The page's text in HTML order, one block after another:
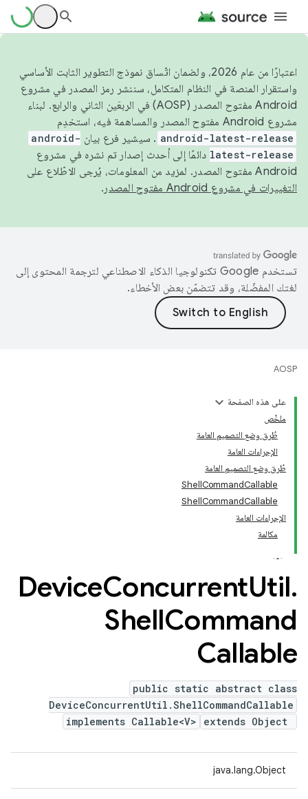
اعتبارًا من عام 2026، ولضمان اتّساق نموذج التطوير الثابت الأساسي
واستقرار المنصة في النظام المتكامل، سننشر رمز المصدر في مشروع
Android مفتوح المصدر (AOSP) في الربعَين الثاني والرابع. لبناء
مشروع Android مفتوح المصدر والمساهمة فيه، استخدِم
android-latest-release . سيشير فرع بيان android-
latest-release دائمًا إلى أحدث إصدار تم نشره في مشروع
Android مفتوح المصدر. لمزيد من المعلومات، يُرجى الاطّلاع على
التغييرات في مشروع Android مفتوح المصدر
.
تستخدم Google تكنولوجيا الذكاء الاصطناعي لترجمة المحتوى إلى
لغتك المفضّلة، وقد تتضمّن بعض الأخطاء.
AOSP
على هذه الصفحة
ملخّص
طُرق وضع التصميم العامة
الإجراءات العامة
طُرق وضع التصميم العامة
ShellCommandCallable
ShellCommandCallable
الإجراءات العامة
مكالمة
DeviceConcurrentUtil.
ShellCommand
Callable
public static abstract class
DeviceConcurrentUtil.ShellCommandCallable
extends Object
implements Callable<V>
java.lang.Object